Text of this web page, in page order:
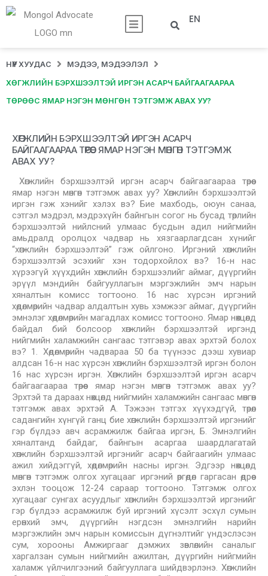
EN
НҮҮР ХУУДАС МЭДЭЭ, МЭДЭЭЛЭЛ
ХӨГЖЛИЙН БЭРХШЭЭЛТЭЙ ИРГЭН АСАРЧ БАЙГААГААРАА
ТӨРӨӨС ЯМАР НЭГЭН МӨНГӨН ТЭТГЭМЖ АВАХ УУ?
ХӨГЖЛИЙН БЭРХШЭЭЛТЭЙ ИРГЭН АСАРЧ
БАЙГААГААРАА ТӨРӨӨС ЯМАР НЭГЭН МӨНГӨН ТЭТГЭМЖ
АВАХ УУ?
Хөгжлийн бэрхшээлтэй иргэн асарч байгаагаараа төрөөс
ямар нэгэн мөнгөн тэтгэмж авах уу? Хөгжлийн бэрхшээлтэй
иргэн гэж хэнийг хэлэх вэ? Бие махбодь, оюун санаа,
сэтгэл мэдрэл, мэдрэхүйн байнгын согог нь бусад төрлийн
бэрхшээлтэй нийлсний улмаас бусдын адил нийгмийн
амьдралд оролцох чадвар нь хязгаарлагдсан хүнийг
“хөгжлийн бэрхшээлтэй” гэж ойлгоно. Иргэний хөгжлийн
бэрхшээлтэй эсэхийг хэн тодорхойлох вэ? 16-н нас
хүрээгүй хүүхдийн хөгжлийн бэрхшээлийг аймаг, дүүргийн
эрүүл мэндийн байгууллагын мэргэжлийн эмч нарын
хяналтын комисс тогтооно. 16 нас хүрсэн иргэний
хөдөлмөрийн чадвар алдалтын хувь хэмжээг аймаг, дүүргийн
эмнэлэг хөдөлмөрийн магадлах комисс тогтооно. Ямар нөхцөлд
байдал бий болсоор хөгжлийн бэрхшээлтэй иргэнд
нийгмийн халамжийн сангаас тэтгэвэр авах эрхтэй болох
вэ? 1. Хөдөлмөрийн чадвараа 50 ба түүнээс дээш хувиар
алдсан 16-н нас хүрсэн хөгжлийн бэрхшээлтэй иргэн болон
16 нас хүрсэн иргэн. Хөгжлийн бэрхшээлтэй иргэн асарч
байгаагаараа төрөөс ямар нэгэн мөнгөн тэтгэмж авах уу?
Эрхтэй та дараах нөхцөлд нийгмийн халамжийн сангаас мөнгөн
тэтгэмж авах эрхтэй А. Тэжээн тэтгэх хүүхэдгүй, төрөл
садангийн хүнгүй ганц бие хөгжлийн бэрхшээлтэй иргэнийг
гэр бүлдээ авч асрамжилж байгаа иргэн, Б. Эмнэлгийн
хяналтанд байдаг, байнгын асаргаа шаардлагатай
хөгжлийн бэрхшээлтэй иргэнийг асарч байгаагийн улмаас
ажил хийдэггүй, хөдөлмөрийн насны иргэн. Эдгээр нөхцөлд
мөнгөн тэтгэмж олгох хугацааг иргэний өргөдөл гаргасан өдрөөс
эхлэн тооцож 12-24 сараар тогтооно. Тэтгэмж олгох
хугацааг сунгах асуудлыг хөгжлийн бэрхшээлтэй иргэнийг
гэр бүлдээ асрамжилж буй иргэний хүсэлт эсхүл сумын
ерөнхий эмч, дүүргийн нэгдсэн эмнэлгийн нарийн
мэргэжлийн эмч нарын комиссын дүгнэлтийг үндэслэсэн
сум, хорооны Амжиргааг дэмжих зөвлөлийн саналыг
харгалзан сумын нийгмийн ажилтан, дүүргийн нийгмийн
халамж үйлчилгээний байгууллага шийдвэрлэнэ. Хөгжлийн